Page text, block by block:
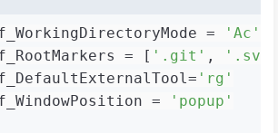
=
'Ac'
= [ '.git' ,
'.svn'
'rg'
=
'popup'